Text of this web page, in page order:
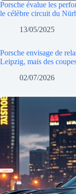
Porsche évalue les
le célèbre circuit du
13/05/2025
Porsche envisage de
Leipzig, mais des
02/07/2026